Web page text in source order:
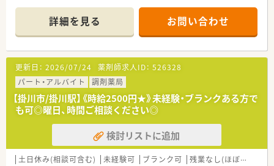
【店舗情報と応需状況について】
■掛川駅から車で7分ほどの場所にあり、マイカー通勤も可能な
ので日々の負担を減らして通える薬局です。
■2025年に開局したばかりの非常に綺麗な店舗で、最新の設備
が整った快適な空間の中で勤務できます。
■門前のクリニックから整形外科や内科の処方箋を1日40枚ほ
ど応需しており、専門知識も学べる環境です。
【求人情報について】
■時給は2,000円から2,500円と高めの設定で、これまでのご経
験やスキルをしっかりと給与に反映します。
■週20時間以上の勤務をお願いしており、午後のみやフルタイ
ムなど、希望の働き方を柔軟にご相談可能です。
詳細を見る お問い合わせ
更新日： 2026/07/24 薬剤師求人ID： 526328
パート・アルバイト
調剤薬局
【掛川市/掛川駅】《時給2500円★》未経験・ブランクある方で
も可◎曜日、時間ご相談ください◎
検討リストに追加
土日休み(相談可含む) 未経験可 ブランク可 残業なし(ほぼなし含む)